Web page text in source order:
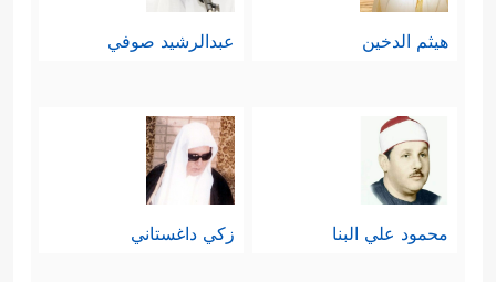
هيثم الدخين عبدالرشيد صوفي
محمود علي البنا زكي داغستاني